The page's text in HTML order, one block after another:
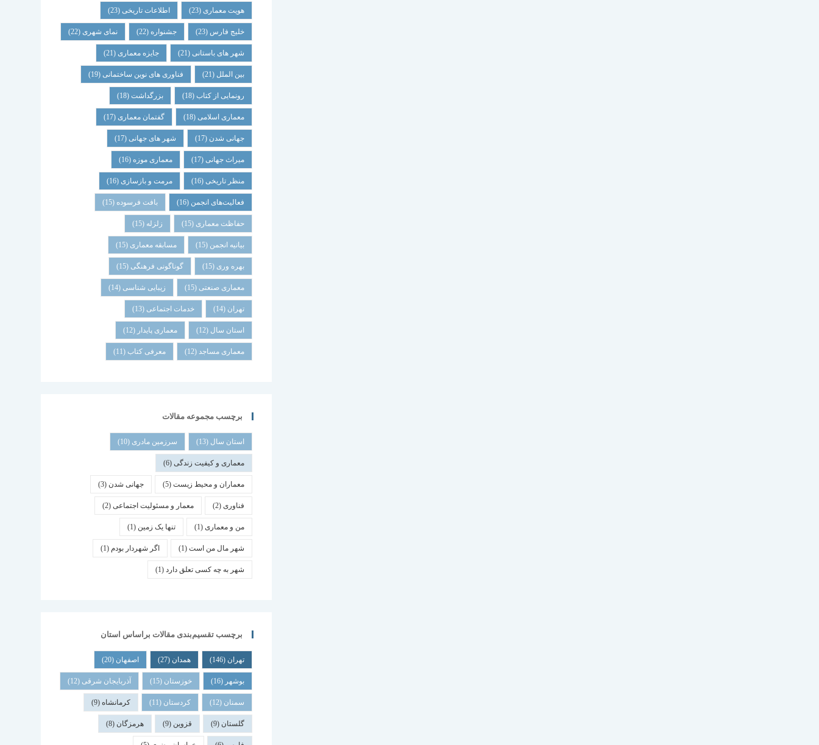
هویت معماری(23) اطلاعات تاریخی(23)
خلیج فارس (23) جشنواره (22) نمای شهری(22)
شهر های باستانی(21) جایزه معماری(21)
بین الملل (21) فناوری های نوین ساختمانی(19)
رونمایی از کتاب(18) بزرگداشت(18)
معماری اسلامی(18) گفتمان معماری(17)
جهانی شدن (17) شهر های جهانی(17)
میراث جهانی(17) معماری موزه (16)
منظر تاریخی(16) مرمت و بازسازی(16)
فعالیت‌های انجمن (16) بافت فرسوده (15)
حفاظت معماری (15) زلزله (15)
بیانیه انجمن (15) مسابقه معماری (15)
بهره وری (15) گوناگونی فرهنگی (15)
معماری صنعتی (15) زیبایی شناسی (14)
تهران (14) خدمات اجتماعی (13)
استان سال (12) معماری پایدار (12)
معماری مساجد(12) معرفی کتاب (11)
برچسب مجموعه مقالات
استان سال (13) سرزمین مادری (10)
معماری و کیفیت زندگی(6)
معماران و محیط زیست(5) جهانی شدن (3)
فناوری(2) معمار و مسئولیت اجتماعی(2)
من و معماری(1) تنها یک زمین (1)
شهر مال من است(1) اگر شهردار بودم (1)
شهر به چه کسی تعلق دارد(1)
برچسب تقسیم‌بندی مقالات براساس استان
تهران (146) همدان (27) اصفهان (20)
بوشهر (16) خوزستان (15) آذربایجان شرقی (12)
سمنان (12) کردستان (11) کرمانشاه(9)
گلستان (9) قزوین (9) هرمزگان (8)